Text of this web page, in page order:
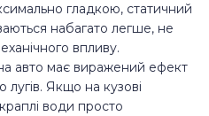
гладкою, статичний
набагато легше, не
впливу.
авто має виражений ефект
лугів. Якщо на кузові
води просто